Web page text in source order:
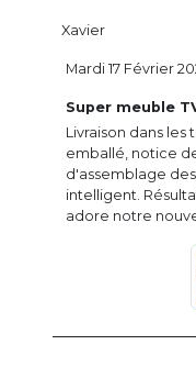
Xavier
Super meuble
Livraison dans les
emballé, notice
d'assemblage
intelligent.
adore notre
Mardi 17 Février